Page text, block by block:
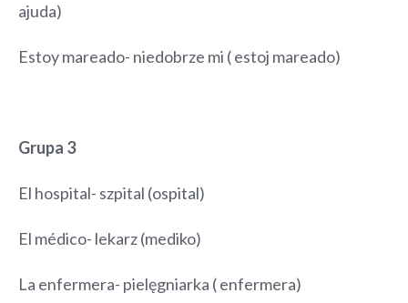
ajuda)
Estoy mareado- niedobrze mi ( estoj mareado)
Grupa 3
El hospital- szpital (ospital)
El médico- lekarz (mediko)
La enfermera- pielęgniarka ( enfermera)